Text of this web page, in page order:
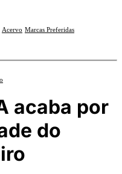
Acervo Marcas Preferidas
acaba por
do